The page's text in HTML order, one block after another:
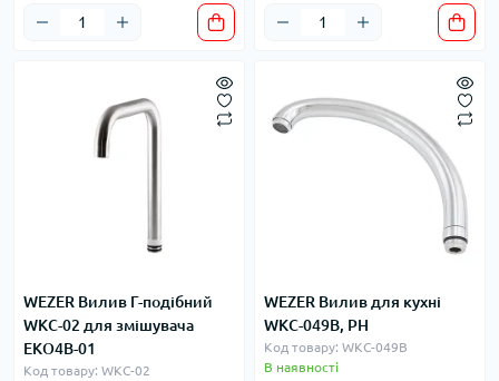
WEZER Вилив Г-подібний
WKC-02 для змішувача
EKO4B-01
Код товару: WKC-02
WEZER Вилив для кухні
WKC-049B, РН
Код товару: WKC-049B
В наявності